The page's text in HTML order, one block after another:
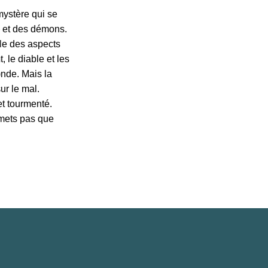
qui se
des démons.
des aspects
le diable et les
Mais la
le mal.
tourmenté.
pas que